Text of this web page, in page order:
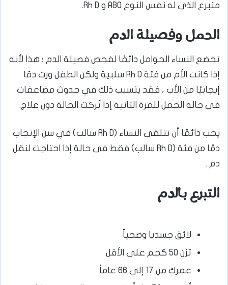
متبرع الذى له نفس النوع ABO و Rh D.
الحمل وفصيلة الدم
تخضع النساء الحوامل دائمًا لفحص فصيلة الدم ؛ هذا لأنه
إذا كانت الأم من فئة Rh D سلبية ولكن الطفل ورث دمًا
إيجابيًا من الأب ، فقد يتسبب ذلك في حدوث مضاعفات
فى حالة الحمل للمرة الثانية إذا تُركت الحالة دون علاج.
يجب دائمًا أن تتلقى النساء (Rh D سالب) في سن الإنجاب
دمًا من فئة (Rh D سالب) فقط فى حالة إذا احتاجت لنقل
دم .
التبرع بالدم
لائق جسديا وصحياً
تزن 50 كجم على الأقل
عمرك من 17 إلى 66 عاماً